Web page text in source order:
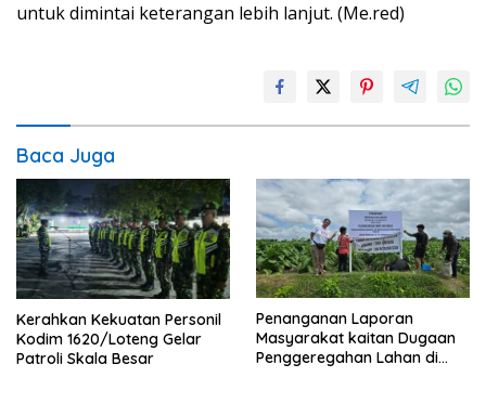
untuk dimintai keterangan lebih lanjut. (Me.red)
Baca Juga
Kerahkan Kekuatan Personil
Kodim 1620/Loteng Gelar
Patroli Skala Besar
Penanganan Laporan
Masyarakat kaitan Dugaan
Penggeregahan Lahan di